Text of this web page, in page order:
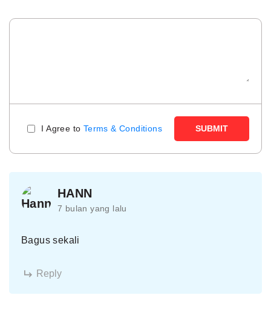
I Agree to Terms & Conditions SUBMIT
HANN
7 bulan yang lalu
Bagus sekali
Reply